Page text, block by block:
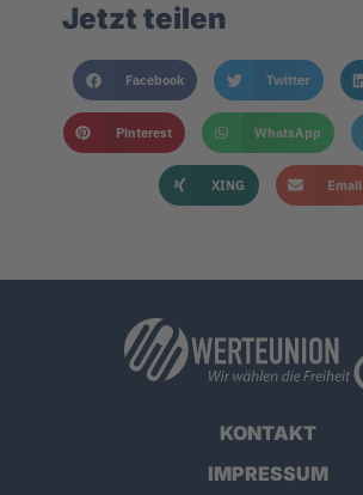
Jetzt teilen
Facebook Twitter
Pinterest WhatsApp
XING Email
KONTAKT
IMPRESSUM